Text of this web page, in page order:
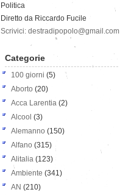
Politica
Diretto da Riccardo Fucile
Scrivici: destradipopolo@gmail.com
Categorie
100 giorni (5)
Aborto (20)
Acca Larentia (2)
Alcool (3)
Alemanno (150)
Alfano (315)
Alitalia (123)
Ambiente (341)
AN (210)